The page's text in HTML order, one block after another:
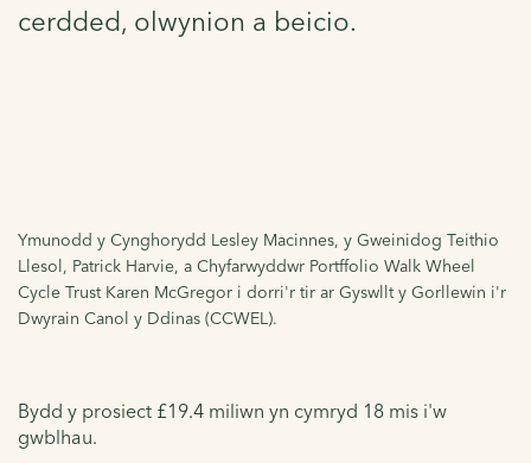
cerdded, olwynion a beicio.
Ymunodd y Cynghorydd Lesley Macinnes, y Gweinidog Teithio
Llesol, Patrick Harvie, a Chyfarwyddwr Portffolio Walk Wheel
Cycle Trust Karen McGregor i dorri'r tir ar Gyswllt y Gorllewin i'r
Dwyrain Canol y Ddinas (CCWEL).
Bydd y prosiect £19.4 miliwn yn cymryd 18 mis i'w
gwblhau.